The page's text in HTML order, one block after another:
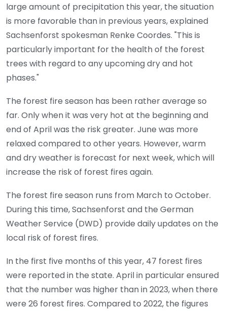
large amount of precipitation this year, the situation
is more favorable than in previous years, explained
Sachsenforst spokesman Renke Coordes. "This is
particularly important for the health of the forest
trees with regard to any upcoming dry and hot
phases."
The forest fire season has been rather average so
far. Only when it was very hot at the beginning and
end of April was the risk greater. June was more
relaxed compared to other years. However, warm
and dry weather is forecast for next week, which will
increase the risk of forest fires again.
The forest fire season runs from March to October.
During this time, Sachsenforst and the German
Weather Service (DWD) provide daily updates on the
local risk of forest fires.
In the first five months of this year, 47 forest fires
were reported in the state. April in particular ensured
that the number was higher than in 2023, when there
were 26 forest fires. Compared to 2022, the figures